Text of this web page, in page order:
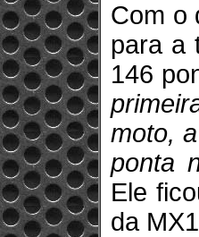
Com o
para a
146
moto,
ponta
Ele
da